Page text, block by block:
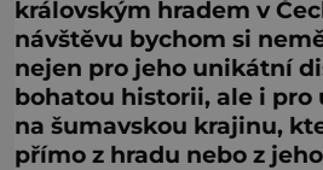
královským hradem v
návštěvu bychom si
nejen pro jeho unikátní
bohatou historii, ale i pro
na šumavskou krajinu,
přímo z hradu nebo z